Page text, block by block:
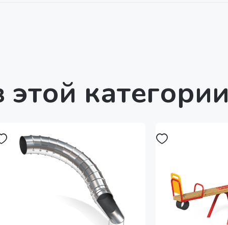
категории